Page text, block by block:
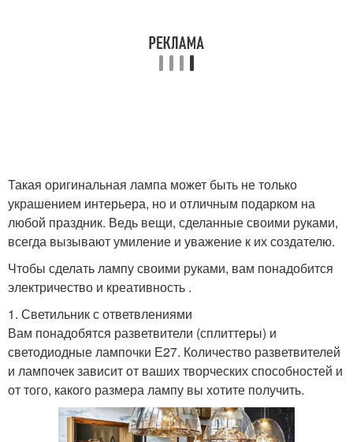
Такая оригинальная лампа может быть не только
украшением интерьера, но и отличным подарком на
любой праздник. Ведь вещи, сделанные своими руками,
всегда вызывают умиление и уважение к их создателю.
Чтобы сделать лампу своими руками, вам понадобится
электричество и креативность .
1. Светильник с ответвлениями
Вам понадобятся разветвители (сплиттеры) и
светодиодные лампочки Е27. Количество разветвителей
и лампочек зависит от ваших творческих способностей и
от того, какого размера лампу вы хотите получить.